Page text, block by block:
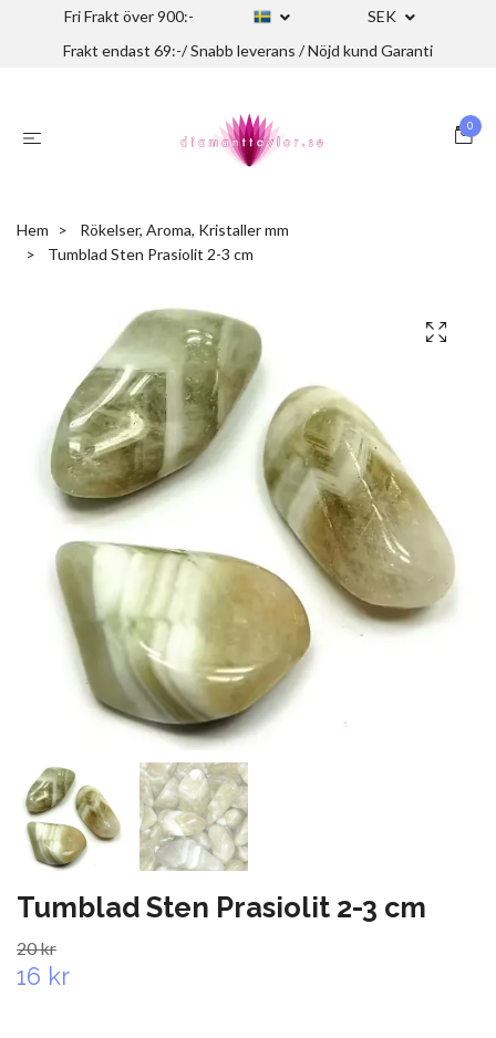
Fri Frakt över 900:-
SEK
Frakt endast 69:-/ Snabb leverans / Nöjd kund Garanti
0
Hem
Rökelser, Aroma, Kristaller mm
Tumblad Sten Prasiolit 2-3 cm
Tumblad Sten Prasiolit 2-3 cm
20 kr
16 kr